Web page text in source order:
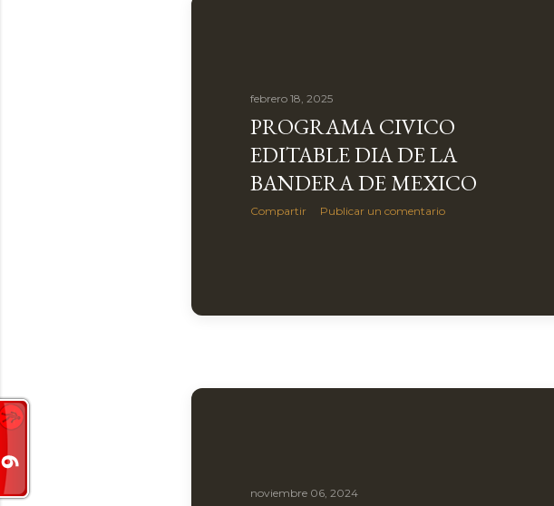
febrero 18, 2025
PROGRAMA CIVICO
EDITABLE DIA DE LA
BANDERA DE MEXICO
Compartir Publicar un comentario
noviembre 06, 2024